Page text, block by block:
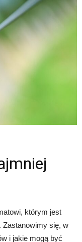
którym jest
Zastanowimy się, w
i jakie mogą być